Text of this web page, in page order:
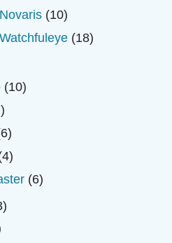
phẩm
sản
phẩm
1010
sản1818
1010
7
sản
phẩm
66
sản
phẩm
44
sản 66
33